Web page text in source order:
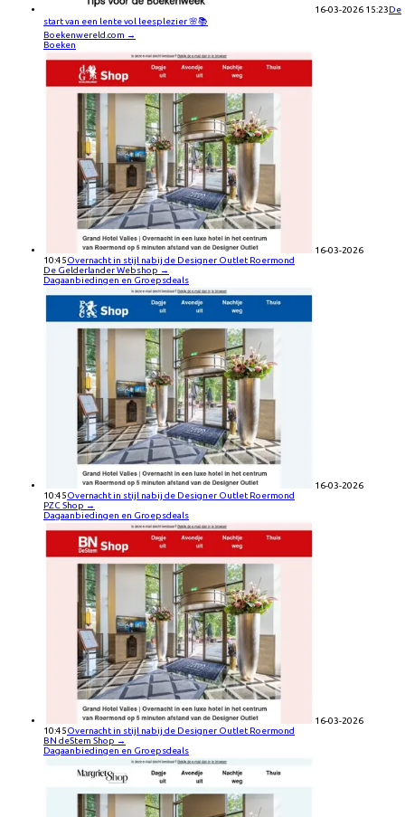
16-03-2026 15:23De
start van een lente vol leesplezier 🌸📚
Boekenwereld.com →
Boeken
16-03-2026
10:45Overnacht in stijl nabij de Designer Outlet Roermond
De Gelderlander Webshop →
Dagaanbiedingen en Groepsdeals
16-03-2026
10:45Overnacht in stijl nabij de Designer Outlet Roermond
PZC Shop →
Dagaanbiedingen en Groepsdeals
16-03-2026
10:45Overnacht in stijl nabij de Designer Outlet Roermond
BN deStem Shop →
Dagaanbiedingen en Groepsdeals